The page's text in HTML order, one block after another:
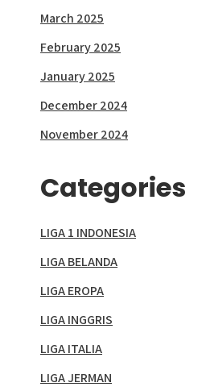
March 2025
February 2025
January 2025
December 2024
November 2024
Categories
LIGA 1 INDONESIA
LIGA BELANDA
LIGA EROPA
LIGA INGGRIS
LIGA ITALIA
LIGA JERMAN